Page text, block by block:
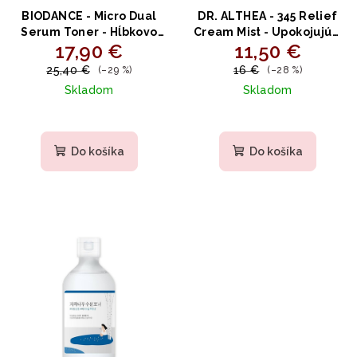
BIODANCE - Micro Dual
Serum Toner - Hĺbkovo
hydratačný toner na pleť
150ml
17,90 €
25,40 € (–29 %)
Skladom
hodnotenie
produktu
Do košíka
DR. ALTHEA - 345 Relief
Cream Mist - Upokojujúci
krémový sprej s ryžovou
vodou, kyselinou
panthenolom 60ml
11,50 €
16 € (–28 %)
Skladom
hodnotenie
produktu
Do košíka